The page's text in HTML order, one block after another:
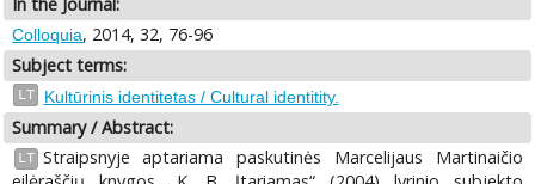
Colloquia, 2014, 32, 76-96
Subject terms:
LT Kultūrinis identitetas / Cultural identitity.
Summary / Abstract:
LT Straipsnyje aptariama paskutinės Marcelijaus Martinaičio